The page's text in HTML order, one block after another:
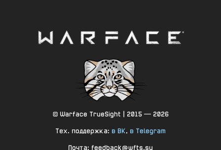
0.700000
Множитель к FOV: В прицеле (лёжа)
© Warface TrueSight | 2015 — 2026
Тех. поддержка: в ВК, в Telegram
Почта: feedback@wfts.su